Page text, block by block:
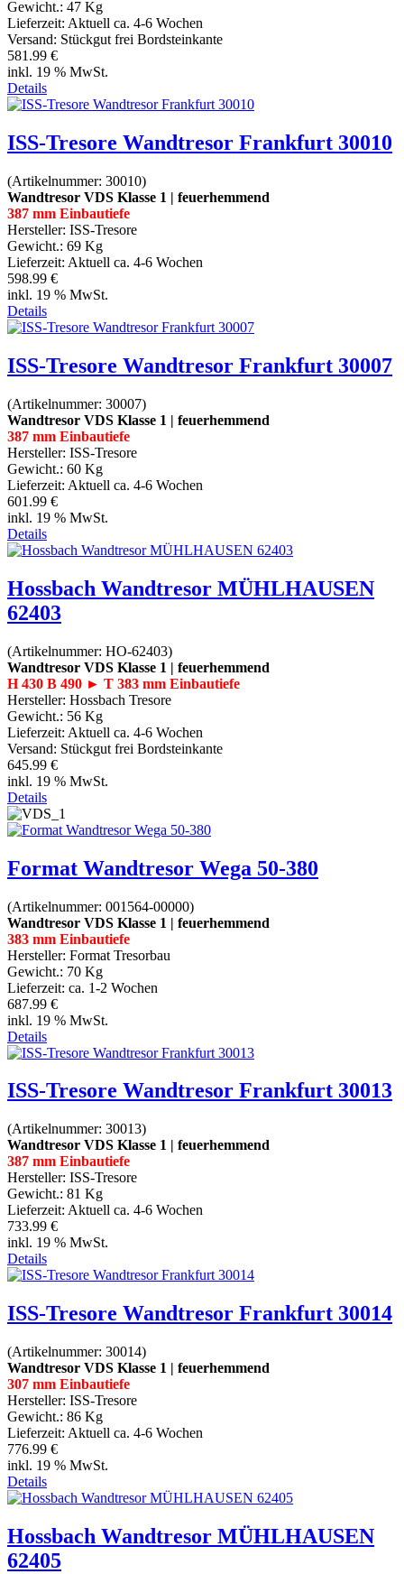
Gewicht.: 47 Kg
Lieferzeit: Aktuell ca. 4-6 Wochen
Versand: Stückgut frei Bordsteinkante
581.99 €
inkl. 19 % MwSt.
Details
ISS-Tresore Wandtresor Frankfurt 30010
(Artikelnummer: 30010)
Wandtresor VDS Klasse 1 | feuerhemmend
387 mm Einbautiefe
Hersteller: ISS-Tresore
Gewicht.: 69 Kg
Lieferzeit: Aktuell ca. 4-6 Wochen
598.99 €
inkl. 19 % MwSt.
Details
ISS-Tresore Wandtresor Frankfurt 30007
(Artikelnummer: 30007)
Wandtresor VDS Klasse 1 | feuerhemmend
387 mm Einbautiefe
Hersteller: ISS-Tresore
Gewicht.: 60 Kg
Lieferzeit: Aktuell ca. 4-6 Wochen
601.99 €
inkl. 19 % MwSt.
Details
Hossbach Wandtresor MÜHLHAUSEN
62403
(Artikelnummer: HO-62403)
Wandtresor VDS Klasse 1 | feuerhemmend
H 430 B 490 ► T 383 mm Einbautiefe
Hersteller: Hossbach Tresore
Gewicht.: 56 Kg
Lieferzeit: Aktuell ca. 4-6 Wochen
Versand: Stückgut frei Bordsteinkante
645.99 €
inkl. 19 % MwSt.
Details
Format Wandtresor Wega 50-380
(Artikelnummer: 001564-00000)
Wandtresor VDS Klasse 1 | feuerhemmend
383 mm Einbautiefe
Hersteller: Format Tresorbau
Gewicht.: 70 Kg
Lieferzeit: ca. 1-2 Wochen
687.99 €
inkl. 19 % MwSt.
Details
ISS-Tresore Wandtresor Frankfurt 30013
(Artikelnummer: 30013)
Wandtresor VDS Klasse 1 | feuerhemmend
387 mm Einbautiefe
Hersteller: ISS-Tresore
Gewicht.: 81 Kg
Lieferzeit: Aktuell ca. 4-6 Wochen
733.99 €
inkl. 19 % MwSt.
Details
ISS-Tresore Wandtresor Frankfurt 30014
(Artikelnummer: 30014)
Wandtresor VDS Klasse 1 | feuerhemmend
307 mm Einbautiefe
Hersteller: ISS-Tresore
Gewicht.: 86 Kg
Lieferzeit: Aktuell ca. 4-6 Wochen
776.99 €
inkl. 19 % MwSt.
Details
Hossbach Wandtresor MÜHLHAUSEN
62405